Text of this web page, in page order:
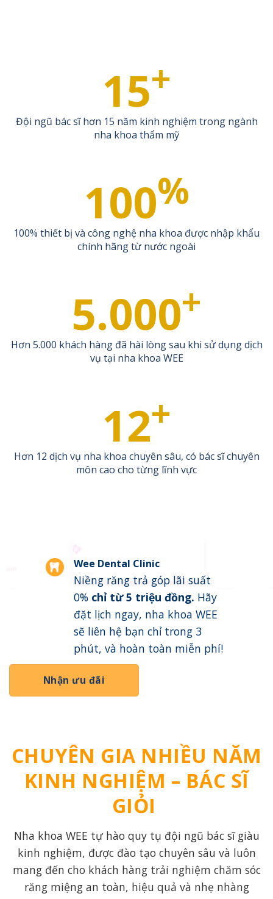
15+
Đội ngũ bác sĩ hơn 15 năm kinh nghiệm trong ngành
nha khoa thẩm mỹ
100%
100% thiết bị và công nghệ nha khoa được nhập khẩu
chính hãng từ nước ngoài
5.000+
Hơn 5.000 khách hàng đã hài lòng sau khi sử dụng dịch
vụ tại nha khoa WEE
12+
Hơn 12 dịch vụ nha khoa chuyên sâu, có bác sĩ chuyên
môn cao cho từng lĩnh vực
Wee Dental Clinic
Niềng răng trả góp lãi suất
0% chỉ từ 5 triệu đồng. Hãy
đặt lịch ngay, nha khoa WEE
sẽ liên hệ bạn chỉ trong 3
phút, và hoàn toàn miễn phí!
Nhận ưu đãi
CHUYÊN GIA NHIỀU NĂM
KINH NGHIỆM – BÁC SĨ
GIỎI
Nha khoa WEE tự hào quy tụ đội ngũ bác sĩ giàu
kinh nghiệm, được đào tạo chuyên sâu và luôn
mang đến cho khách hàng trải nghiệm chăm sóc
răng miệng an toàn, hiệu quả và nhẹ nhàng